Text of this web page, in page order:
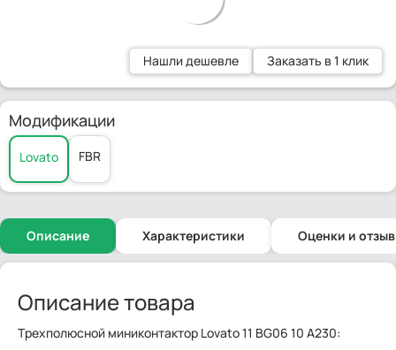
Нашли дешевле Заказать в 1 клик
Модификации
Lovato FBR
Описание Характеристики Оценки и
Описание товара
Tрехполюсной миниконтактор Lovato 11 BG06 10 A230: